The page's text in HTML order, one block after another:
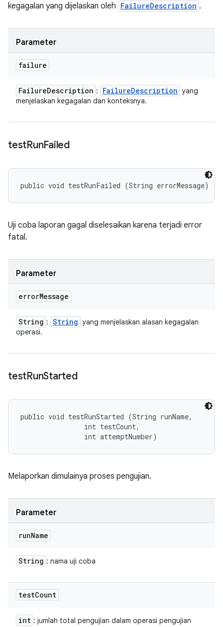
kegagalan yang dijelaskan oleh FailureDescription .
Parameter
failure
FailureDescription : FailureDescription yang
menjelaskan kegagalan dan konteksnya.
testRunFailed
public void testRunFailed (String errorMessage)
Uji coba laporan gagal diselesaikan karena terjadi error
fatal.
Parameter
errorMessage
String : String yang menjelaskan alasan kegagalan
operasi.
testRunStarted
public void testRunStarted (String runName,
                int testCount,
                int attemptNumber)
Melaporkan dimulainya proses pengujian.
Parameter
runName
String : nama uji coba
testCount
int : jumlah total pengujian dalam operasi pengujian